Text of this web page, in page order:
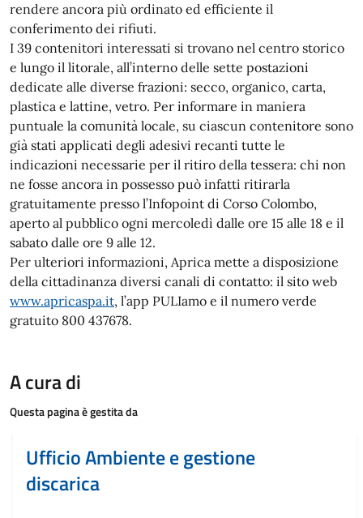
rendere ancora più ordinato ed efficiente il
conferimento dei rifiuti.
I 39 contenitori interessati si trovano nel centro storico
e lungo il litorale, all’interno delle sette postazioni
dedicate alle diverse frazioni: secco, organico, carta,
plastica e lattine, vetro. Per informare in maniera
puntuale la comunità locale, su ciascun contenitore sono
già stati applicati degli adesivi recanti tutte le
indicazioni necessarie per il ritiro della tessera: chi non
ne fosse ancora in possesso può infatti ritirarla
gratuitamente presso l’Infopoint di Corso Colombo,
aperto al pubblico ogni mercoledì dalle ore 15 alle 18 e il
sabato dalle ore 9 alle 12.
Per ulteriori informazioni, Aprica mette a disposizione
della cittadinanza diversi canali di contatto: il sito web
www.apricaspa.it, l’app PULIamo e il numero verde
gratuito 800 437678.
A cura di
Questa pagina è gestita da
Ufficio Ambiente e gestione
discarica